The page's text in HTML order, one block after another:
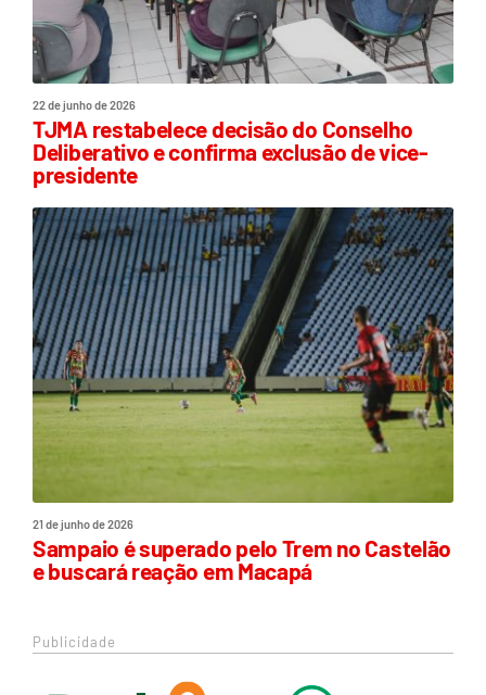
22 de junho de 2026
TJMA restabelece decisão do Conselho
Deliberativo e confirma exclusão de vice-
presidente
21 de junho de 2026
Sampaio é superado pelo Trem no Castelão
e buscará reação em Macapá
Publicidade